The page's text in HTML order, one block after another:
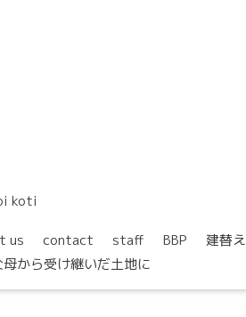
koti
us contact staff BBP 建替え
から受け継いだ土地に